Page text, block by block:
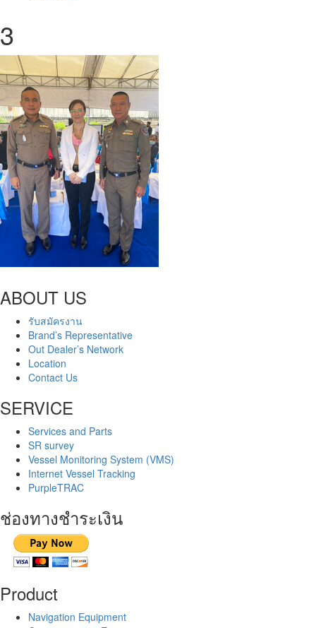
3
ABOUT US
รับสมัครงาน
Brand’s Representative
Out Dealer’s Network
Location
Contact Us
SERVICE
Services and Parts
SR survey
Vessel Monitoring System (VMS)
Internet Vessel Tracking
PurpleTRAC
ช่องทางชำระเงิน
Product
Navigation Equipment